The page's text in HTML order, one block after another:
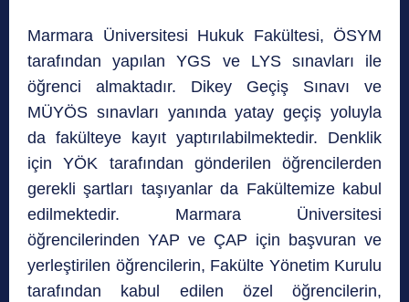
Marmara Üniversitesi Hukuk Fakültesi, ÖSYM
tarafından yapılan YGS ve LYS sınavları ile
öğrenci almaktadır. Dikey Geçiş Sınavı ve
MÜYÖS sınavları yanında yatay geçiş yoluyla
da fakülteye kayıt yaptırılabilmektedir. Denklik
için YÖK tarafından gönderilen öğrencilerden
gerekli şartları taşıyanlar da Fakültemize kabul
edilmektedir. Marmara Üniversitesi
öğrencilerinden YAP ve ÇAP için başvuran ve
yerleştirilen öğrencilerin, Fakülte Yönetim Kurulu
tarafından kabul edilen özel öğrencilerin,